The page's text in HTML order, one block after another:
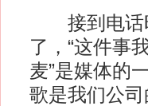
接到电话时
了，“这件事
麦”是媒体的
歌是我们公